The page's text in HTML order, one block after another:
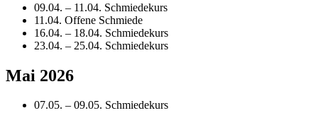
09.04. – 11.04. Schmiedekurs
11.04. Offene Schmiede
16.04. – 18.04. Schmiedekurs
23.04. – 25.04. Schmiedekurs
Mai 2026
07.05. – 09.05. Schmiedekurs